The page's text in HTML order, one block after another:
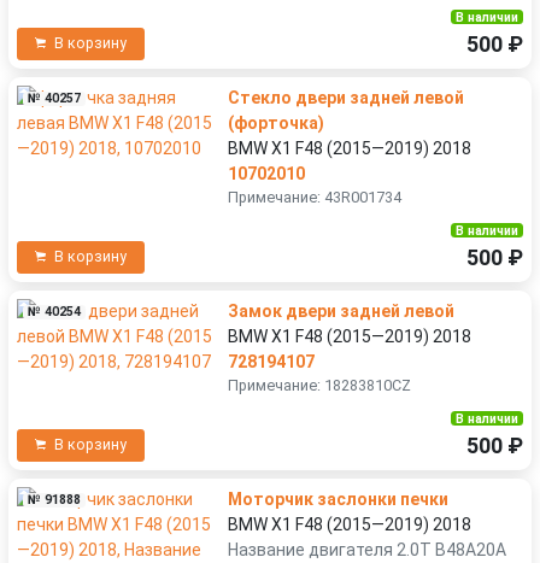
В корзину
В наличии
500 ₽
№ 40257
Стекло двери задней левой
(форточка)
BMW X1 F48 (2015—2019) 2018
10702010
Примечание: 43R001734
В корзину
В наличии
500 ₽
№ 40254
Замок двери задней левой
BMW X1 F48 (2015—2019) 2018
728194107
Примечание: 18283810CZ
В корзину
В наличии
500 ₽
№ 91888
Моторчик заслонки печки
BMW X1 F48 (2015—2019) 2018
Название двигателя 2.0T B48A20A